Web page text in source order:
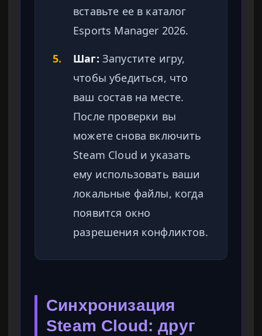
вставьте ее в каталог
Esports Manager 2026.
5.
Шаг: Запустите игру,
чтобы убедиться, что
ваш состав на месте.
После проверки вы
можете снова включить
Steam Cloud и указать
ему использовать ваши
локальные файлы, когда
появится окно
разрешения конфликтов.
Синхронизация
Steam Cloud: друг